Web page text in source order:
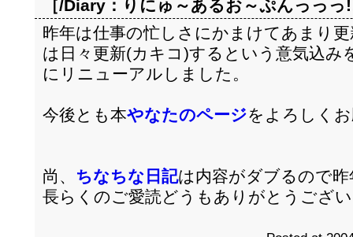
［/Diary： りにゅ～あるお～ぷんっっっ
昨年は仕事の忙しさにかまけてあまり
は日々更新(カキコ)するという意気込み
にリニューアルしました。
今後とも本やなたのページをよろしく
尚、 ちなちな日記は内容がダブるので
長らくのご愛読どうもありがとうござ